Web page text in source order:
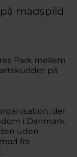
madspild
Park mellem
på
der
i Danmark.
uden
fra